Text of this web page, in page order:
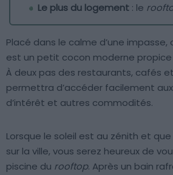
Le plus du logement : le
Placé dans le calme d’une impasse,
est un petit cocon moderne propice
À deux pas des restaurants, cafés
permettra d’accéder facilement
d’intérêt et autres commodités.
Lorsque le soleil est au zénith et que
sur la ville, vous serez heureux de
piscine du rooftop. Après un bain